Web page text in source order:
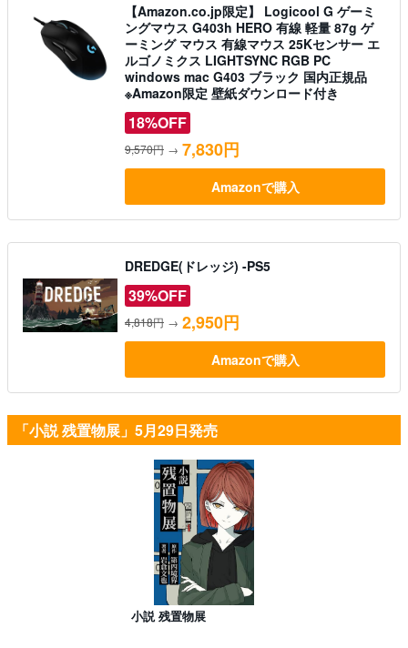
【Amazon.co.jp限定】 Logicool G ゲーミ
ングマウス G403h HERO 有線 軽量 87g ゲ
ーミング マウス 有線マウス 25Kセンサー エ
ルゴノミクス LIGHTSYNC RGB PC
windows mac G403 ブラック 国内正規品
※Amazon限定 壁紙ダウンロード付き
18%OFF
9,570円 → 7,830円
Amazonで購入
DREDGE(ドレッジ) -PS5
39%OFF
4,818円 → 2,950円
Amazonで購入
「小説 残置物展」5月29日発売
小説 残置物展